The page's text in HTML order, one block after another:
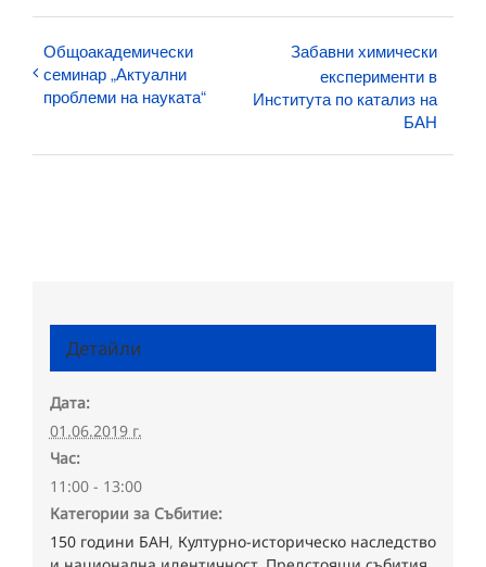
Общоакадемически
семинар „Актуални
проблеми на науката“
Забавни химически
експерименти в
Института по катализ на
БАН
Детайли
Дата:
01.06.2019 г.
Час:
11:00 - 13:00
Категории за Събитие:
150 години БАН, Културно-историческо наследство